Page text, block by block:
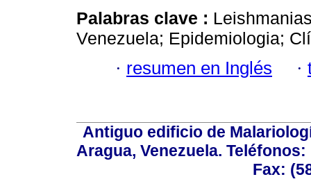
Palabras clave :
Venezuela; Epidemiologia;
· resumen en Inglés ·
Antiguo edificio de
Aragua, Venezuela. Teléfonos:
Fax: